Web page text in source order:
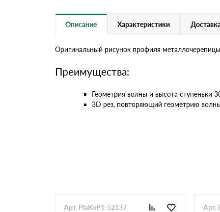
RAL 6002
Описание Характеристики
Оригинальный рисунок профиля
Преимущества:
Геометрия волны и высота ступеньки
3D рез, повторяющий геометрию
Арт. PlaKoP1-52137 Арт.